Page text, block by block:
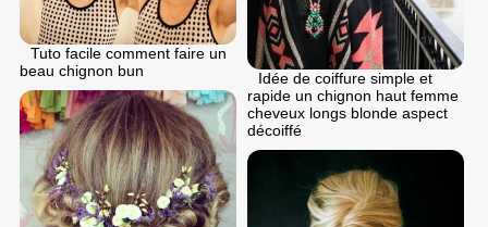
Tuto facile comment faire un
beau chignon bun
Idée de coiffure simple et
rapide un chignon haut femme
cheveux longs blonde aspect
décoiffé